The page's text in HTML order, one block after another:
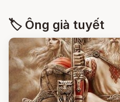
🏷 Ông già tuyết